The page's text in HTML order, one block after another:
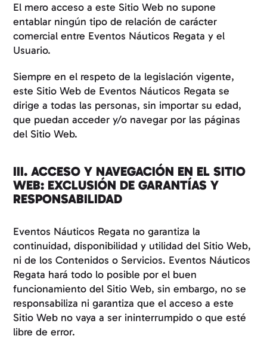
El mero acceso a este Sitio Web no supone
entablar ningún tipo de relación de carácter
comercial entre Eventos Náuticos Regata y el
Usuario.
Siempre en el respeto de la legislación vigente,
este Sitio Web de Eventos Náuticos Regata se
dirige a todas las personas, sin importar su edad,
que puedan acceder y/o navegar por las páginas
del Sitio Web.
III. ACCESO Y NAVEGACIÓN EN EL SITIO
WEB: EXCLUSIÓN DE GARANTÍAS Y
RESPONSABILIDAD
Eventos Náuticos Regata no garantiza la
continuidad, disponibilidad y utilidad del Sitio Web,
ni de los Contenidos o Servicios. Eventos Náuticos
Regata hará todo lo posible por el buen
funcionamiento del Sitio Web, sin embargo, no se
responsabiliza ni garantiza que el acceso a este
Sitio Web no vaya a ser ininterrumpido o que esté
libre de error.